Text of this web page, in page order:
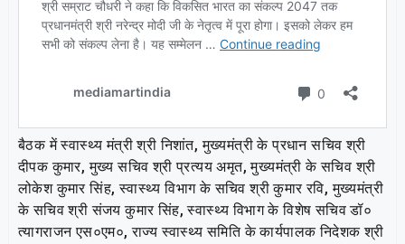
बैठक में स्वास्थ्य मंत्री श्री निशांत, मुख्यमंत्री के प्रधान सचिव श्री
दीपक कुमार, मुख्य सचिव श्री प्रत्यय अमृत, मुख्यमंत्री के सचिव श्री
लोकेश कुमार सिंह, स्वास्थ्य विभाग के सचिव श्री कुमार रवि, मुख्यमंत्री
के सचिव श्री संजय कुमार सिंह, स्वास्थ्य विभाग के विशेष सचिव डॉ०
त्यागराजन एस०एम०, राज्य स्वास्थ्य समिति के कार्यपालक निदेशक श्री